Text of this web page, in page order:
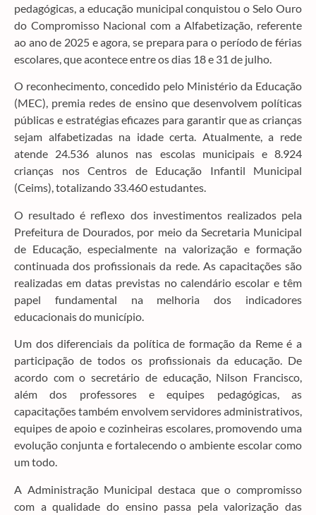
pedagógicas, a educação municipal conquistou o Selo Ouro
do Compromisso Nacional com a Alfabetização, referente
ao ano de 2025 e agora, se prepara para o período de férias
escolares, que acontece entre os dias 18 e 31 de julho.
O reconhecimento, concedido pelo Ministério da Educação
(MEC), premia redes de ensino que desenvolvem políticas
públicas e estratégias eficazes para garantir que as crianças
sejam alfabetizadas na idade certa. Atualmente, a rede
atende 24.536 alunos nas escolas municipais e 8.924
crianças nos Centros de Educação Infantil Municipal
(Ceims), totalizando 33.460 estudantes.
O resultado é reflexo dos investimentos realizados pela
Prefeitura de Dourados, por meio da Secretaria Municipal
de Educação, especialmente na valorização e formação
continuada dos profissionais da rede. As capacitações são
realizadas em datas previstas no calendário escolar e têm
papel fundamental na melhoria dos indicadores
educacionais do município.
Um dos diferenciais da política de formação da Reme é a
participação de todos os profissionais da educação. De
acordo com o secretário de educação, Nilson Francisco,
além dos professores e equipes pedagógicas, as
capacitações também envolvem servidores administrativos,
equipes de apoio e cozinheiras escolares, promovendo uma
evolução conjunta e fortalecendo o ambiente escolar como
um todo.
A Administração Municipal destaca que o compromisso
com a qualidade do ensino passa pela valorização das